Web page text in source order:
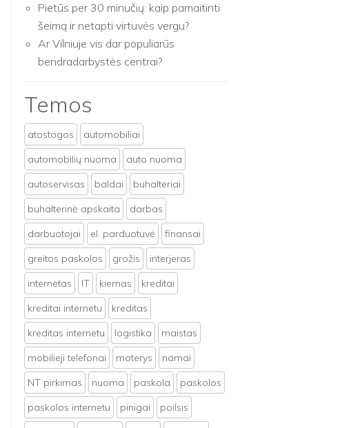
Pietūs per 30 minučių: kaip pamaitinti
šeimą ir netapti virtuvės vergu?
Ar Vilniuje vis dar populiarūs
bendradarbystės centrai?
Temos
atostogos
automobiliai
automobilių nuoma
auto nuoma
autoservisas
baldai
buhalteriai
buhalterinė apskaita
darbas
darbuotojai
el. parduotuvė
finansai
greitos paskolos
grožis
interjeras
internetas
IT kiemas
kreditai
kreditai internetu
kreditas
kreditas internetu
logistika
maistas
mobilieji telefonai
moterys
namai
NT pirkimas
nuoma paskola
paskolos
paskolos internetu
pinigai
poilsis